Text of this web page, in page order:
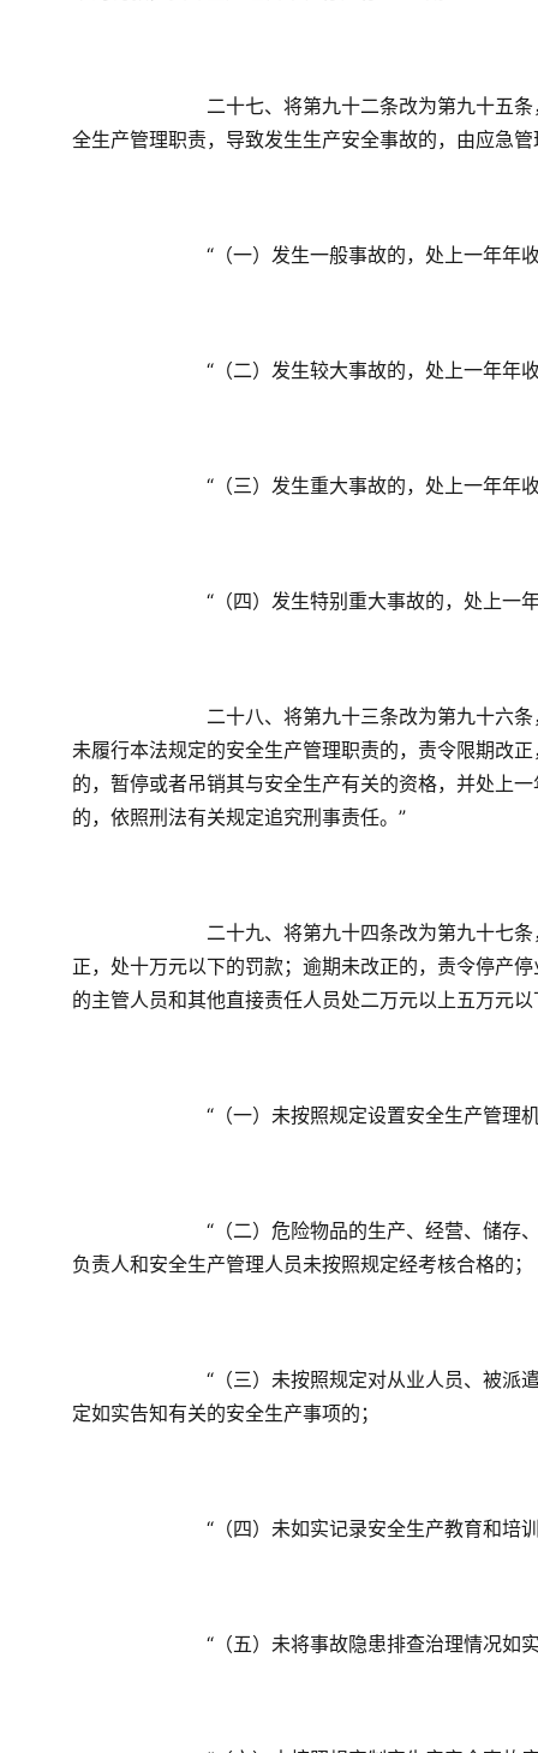
二十七、将第九十二条改为第九十五条
全生产管理职责，导致发生生产安全事故的，由应急
“（一）发生一般事故的，处上一年年
“（二）发生较大事故的，处上一年年
“（三）发生重大事故的，处上一年年
“（四）发生特别重大事故的，处上一
二十八、将第九十三条改为第九十六条
未履行本法规定的安全生产管理职责的，责令限期改
的，暂停或者吊销其与安全生产有关的资格，并处上
的，依照刑法有关规定追究刑事责任。”
二十九、将第九十四条改为第九十七条
正，处十万元以下的罚款；逾期未改正的，责令停产
的主管人员和其他直接责任人员处二万元以上五万元
“（一）未按照规定设置安全生产管理
“（二）危险物品的生产、经营、储存
负责人和安全生产管理人员未按照规定经考核合格的；
“（三）未按照规定对从业人员、被派
定如实告知有关的安全生产事项的；
“（四）未如实记录安全生产教育和培
“（五）未将事故隐患排查治理情况如